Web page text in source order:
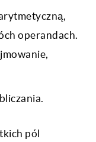
operandach.
pól